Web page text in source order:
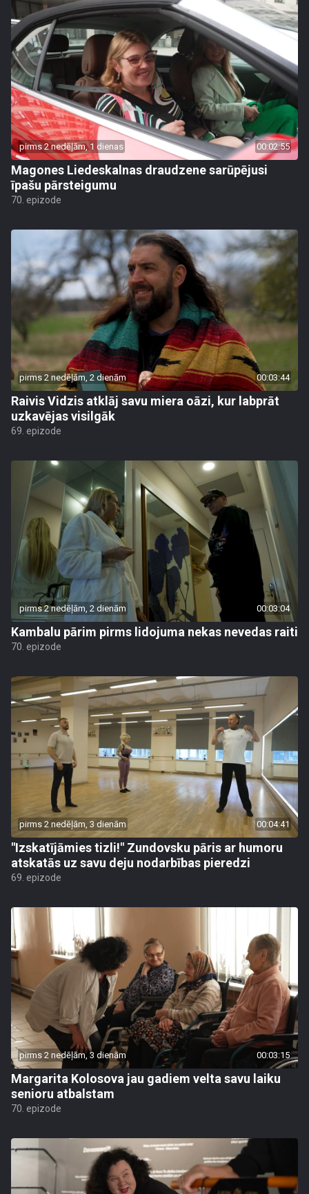
pirms 2 nedēļām, 1 dienas 00:02:55
Magones Liedeskalnas draudzene sarūpējusi
īpašu pārsteigumu
70. epizode
pirms 2 nedēļām, 2 dienām 00:03:44
Raivis Vidzis atklāj savu miera oāzi, kur labprāt
uzkavējas visilgāk
69. epizode
pirms 2 nedēļām, 2 dienām 00:03:04
Kambalu pārim pirms lidojuma nekas nevedas raiti
70. epizode
pirms 2 nedēļām, 3 dienām 00:04:41
"Izskatījāmies tizli!" Zundovsku pāris ar humoru
atskatās uz savu deju nodarbības pieredzi
69. epizode
pirms 2 nedēļām, 3 dienām 00:03:15
Margarita Kolosova jau gadiem velta savu laiku
senioru atbalstam
70. epizode